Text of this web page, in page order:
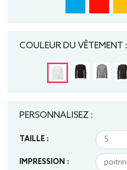
COULEUR DU VÊTEMENT :
PERSONNALISEZ :
TAILLE :
IMPRESSION :